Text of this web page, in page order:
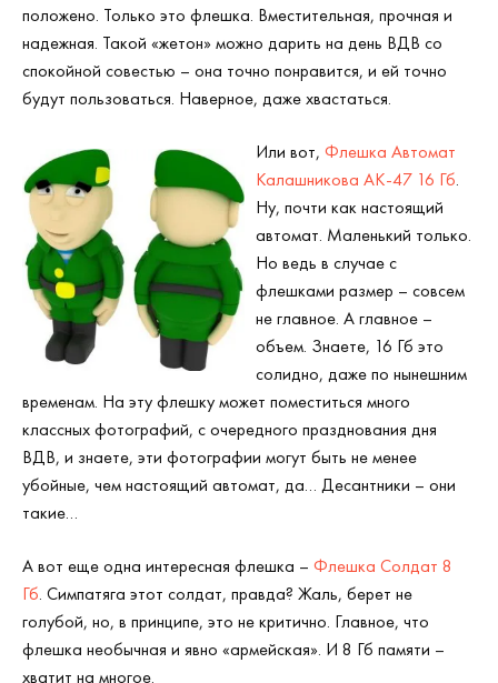
положено. Только это флешка. Вместительная, прочная и
надежная. Такой «жетон» можно дарить на день ВДВ со
спокойной совестью – она точно понравится, и ей точно
будут пользоваться. Наверное, даже хвастаться.
Или вот, Флешка Автомат
Калашникова АК-47 16 Гб.
Ну, почти как настоящий
автомат. Маленький только.
Но ведь в случае с
флешками размер – совсем
не главное. А главное –
объем. Знаете, 16 Гб это
солидно, даже по нынешним
временам. На эту флешку может поместиться много
классных фотографий, с очередного празднования дня
ВДВ, и знаете, эти фотографии могут быть не менее
убойные, чем настоящий автомат, да… Десантники – они
такие…
А вот еще одна интересная флешка – Флешка Солдат 8
Гб. Симпатяга этот солдат, правда? Жаль, берет не
голубой, но, в принципе, это не критично. Главное, что
флешка необычная и явно «армейская». И 8 Гб памяти –
хватит на многое.